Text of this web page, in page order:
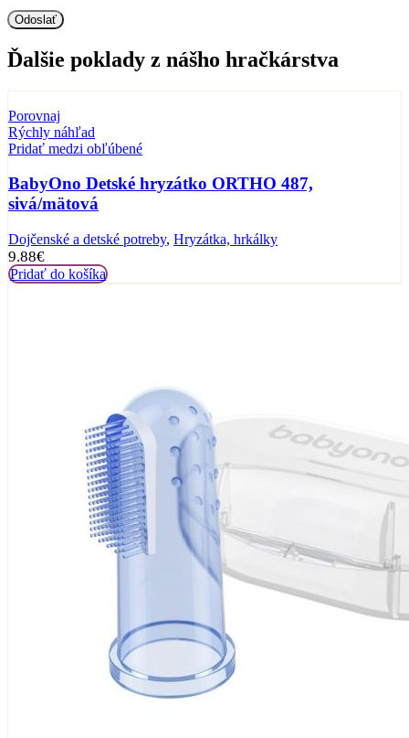
Ďalšie poklady z nášho hračkárstva
Porovnaj
Rýchly náhľad
Pridať medzi obľúbené
BabyOno Detské hryzátko ORTHO 487,
sivá/mätová
Dojčenské a detské potreby, Hryzátka, hrkálky
9.88€
Pridať do košíka